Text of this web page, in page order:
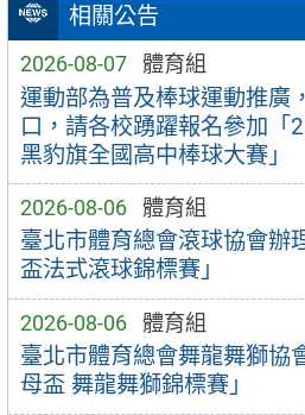
相關公告
2026-08-07 體育組
運動部為普及棒球運動推廣
口，請各校踴躍報名參加「
黑豹旗全國高中棒球大賽」
2026-08-06 體育組
臺北市體育總會滾球協會辦
盃法式滾球錦標賽」
2026-08-06 體育組
臺北市體育總會舞龍舞獅協
母盃 舞龍舞獅錦標賽」